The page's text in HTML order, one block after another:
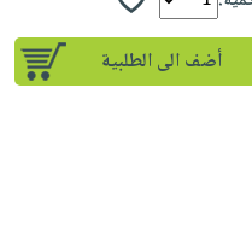
أضف الى الطلبية